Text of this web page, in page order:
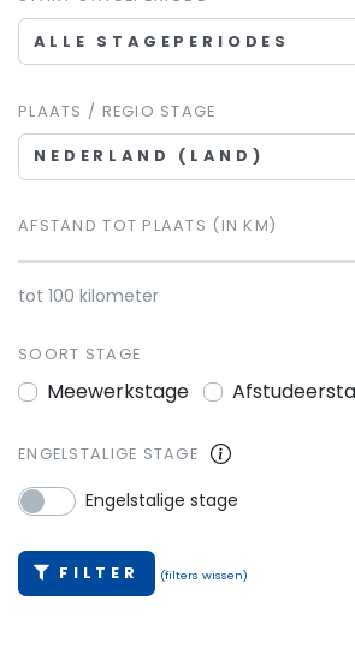
ALLE STAGEPERIODES
PLAATS / REGIO STAGE
NEDERLAND (LAND)
AFSTAND TOT PLAATS (IN KM)
tot 100 kilometer
SOORT STAGE
Meewerkstage
ENGELSTALIGE STAGE
Engelstalige stage
FILTER (filters wissen)